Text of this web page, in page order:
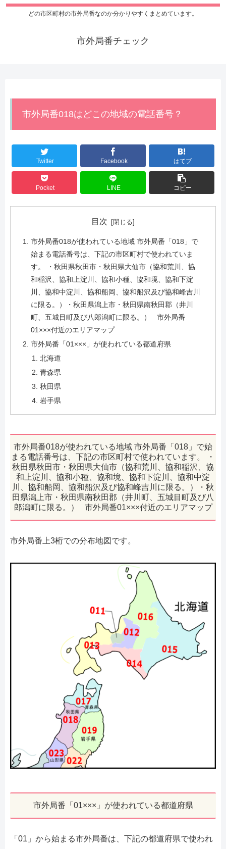
どの市区町村の市外局番なのか分かりやすくまとめています。
市外局番チェック
市外局番018はどこの地域の電話番号？
Twitter Facebook はてブ
Pocket LINE コピー
目次
市外局番018が使われている地域 市外局番「018」で
始まる電話番号は、下記の市区町村で使われていま
す。 ・秋田県秋田市・秋田県大仙市（協和荒川、協
和稲沢、協和上淀川、協和小種、協和境、協和下淀
川、協和中淀川、協和船岡、協和船沢及び協和峰吉川
に限る。）・秋田県潟上市・秋田県南秋田郡（井川
町、五城目町及び八郎潟町に限る。） 市外局番
01×××付近のエリアマップ
市外局番「01×××」が使われている都道府県
北海道
青森県
秋田県
岩手県
市外局番018が使われている地域 市外局番「018」で始
まる電話番号は、下記の市区町村で使われています。 ・
秋田県秋田市・秋田県大仙市（協和荒川、協和稲沢、協
和上淀川、協和小種、協和境、協和下淀川、協和中淀
川、協和船岡、協和船沢及び協和峰吉川に限る。）・秋
田県潟上市・秋田県南秋田郡（井川町、五城目町及び八
郎潟町に限る。） 市外局番01×××付近のエリアマップ
市外局番上3桁での分布地図です。
市外局番「01×××」が使われている都道府県
「01」から始まる市外局番は、下記の都道府県で使われ